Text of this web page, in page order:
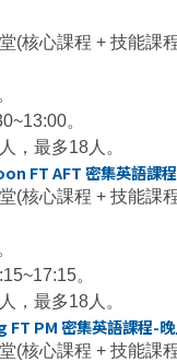
(核心課程 + 技能課
。
，最多18人。
FT AFT 密集英語課
(核心課程 + 技能課
。
，最多18人。
PM 密集英語課程-
(核心課程 + 技能課